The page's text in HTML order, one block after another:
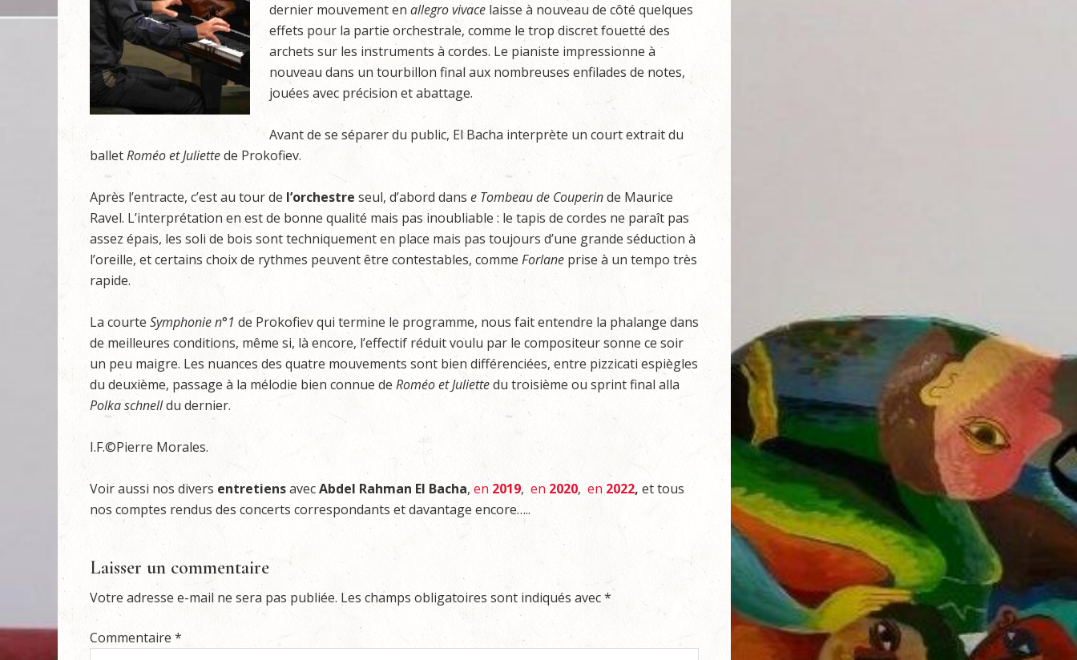
dernier mouvement en allegrovivace laisse à nouveau de côté quelques
effets pour la partie orchestrale, comme le trop discret fouetté des
archets sur les instruments à cordes. Le pianiste impressionne à
nouveau dans un tourbillon final aux nombreuses enfilades de notes,
jouées avec précision et abattage.
Avant de se séparer du public, El Bacha interprète un court extrait du
balletRoméoetJuliettede Prokofiev.
Après l’entracte, c’est au tour de l’orchestre seul, d’abord dans e Tombeau de Couperinde Maurice
Ravel. L’interprétation en est de bonne qualité mais pas inoubliable : le tapis de cordes ne paraît pas
assez épais, les soli de bois sont techniquement en place mais pas toujours d’une grande séduction à
l’oreille, et certains choix de rythmes peuvent être contestables, comme Forlane prise à un tempo très
rapide.
La courte Symphonien°1 de Prokofiev qui termine le programme, nous fait entendre la phalange dans
de meilleures conditions, même si, là encore, l’effectif réduit voulu par le compositeur sonne ce soir
un peu maigre. Les nuances des quatre mouvements sont bien différenciées, entre pizzicati espiègles
du deuxième, passage à la mélodie bien connue deRoméo et Juliettedu troisième ou sprint final alla
Polkaschnelldu dernier.
I.F.©Pierre Morales.
Voir aussi nos divers entretiensavecAbdel Rahman El Bacha, en 2019,en 2020,en 2022, et tous
nos comptes rendus des concerts correspondants et davantage encore…..
Laisser un commentaire
Votre adresse e-mail ne sera pas publiée. Les champs obligatoires sont indiqués avec*
Commentaire *